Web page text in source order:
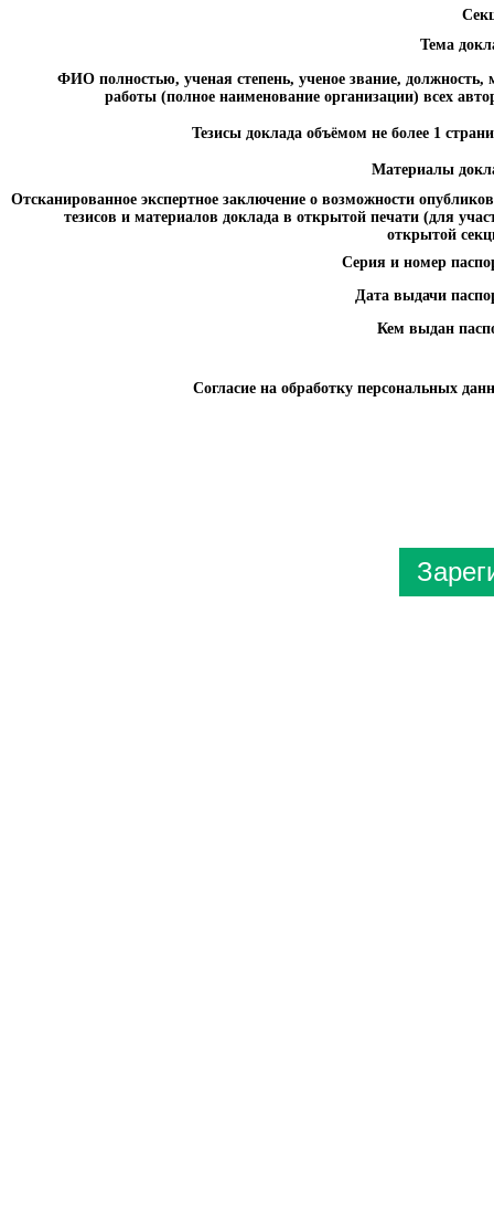
Тема
ФИО полностью, ученая степень, ученое звание, должность,
работы (полное наименование организации) всех
Тезисы доклада объёмом не более 1
Материалы
Отсканированное экспертное заключение о возможности
тезисов и материалов доклада в открытой печати (для
открытой
Серия и номер
Дата выдачи
Кем выдан
Согласие на обработку персональных